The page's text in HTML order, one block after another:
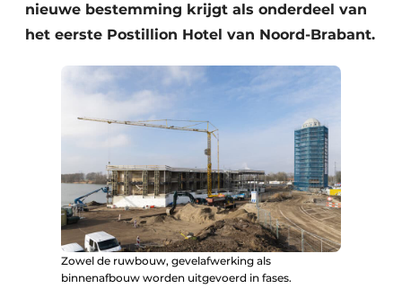
nieuwe bestemming krijgt als onderdeel van
het eerste Postillion Hotel van Noord-Brabant.
Zowel de ruwbouw, gevelafwerking als
binnenafbouw worden uitgevoerd in fases.